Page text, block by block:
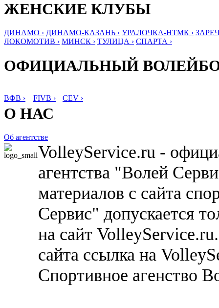
ЖЕНСКИЕ КЛУБЫ
ДИНАМО › ДИНАМО-КАЗАНЬ › УРАЛОЧКА-НТМК ›
ЛОКОМОТИВ › МИНСК › ТУЛИЦА › СПАРТА ›
ОФИЦИАЛЬНЫЙ
ВФВ › FIVB › CEV ›
О НАС
Об агентстве
VolleyService.ru -
агентства "Волей
материалов с сайта
Сервис" допускается
на сайт
сайта ссылка на
Спортивное агенство